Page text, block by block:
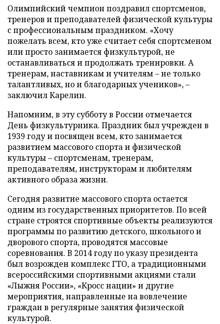
Олимпийский чемпион поздравил спортсменов,
тренеров и преподавателей физической культуры
с профессиональным праздником. «Хочу
пожелать всем, кто уже считает себя спортсменом
или просто занимается физкультурой, не
останавливаться и продолжать тренировки. А
тренерам, наставникам и учителям – не только
талантливых, но и благодарных учеников», –
заключил Карелин.
Напомним, в эту субботу в России отмечается
День физкультурника. Праздник был учрежден в
1939 году и посвящен всем, кто занимается
развитием массового спорта и физической
культуры – спортсменам, тренерам,
преподавателям, инструкторам и любителям
активного образа жизни.
Сегодня развитие массового спорта остается
одним из государственных приоритетов. По всей
стране строятся спортивные объекты реализуются
программы по развитию детского, школьного и
дворового спорта, проводятся массовые
соревнования. В 2014 году по указу президента
был возрожден комплекс ГТО, а традиционными
всероссийскими спортивными акциями стали
«Лыжня России», «Кросс нации» и другие
мероприятия, направленные на вовлечение
граждан в регулярные занятия физической
культурой.